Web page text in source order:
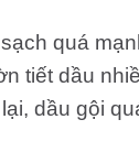
quá
tiết dầu
dầu gội